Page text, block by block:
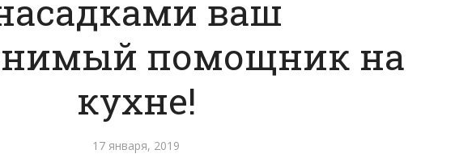
ваш
помощник на
кухне!
17 января, 2019